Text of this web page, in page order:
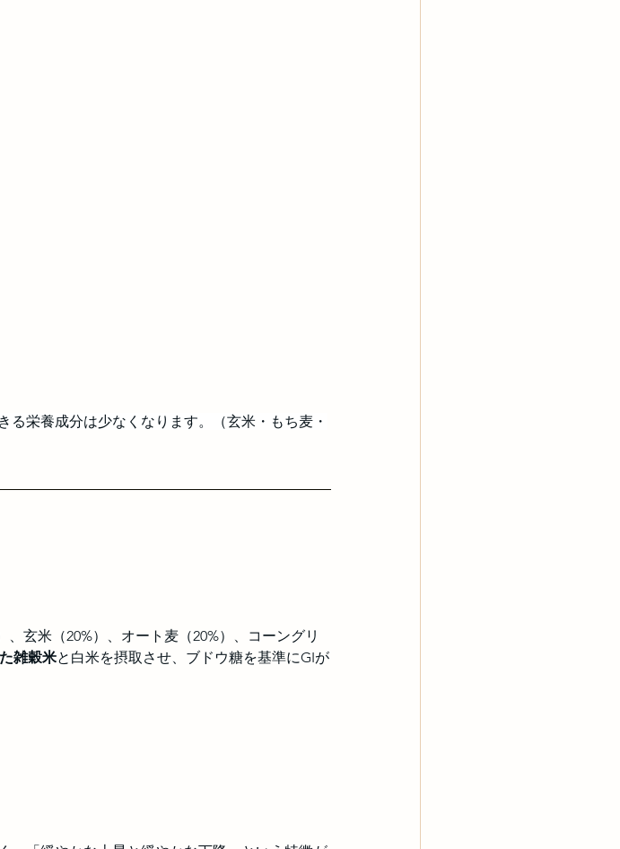
栄養成分は少なくなります。（玄米・もち麦・
玄米（20%）、オート麦（20%）、コーングリ
雑穀米と白米を摂取させ、ブドウ糖を基準にGIが